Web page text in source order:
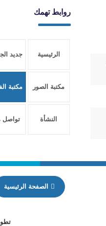
روابط تهمك
الرئيسية جديد
مكتبة الصور مكتبة
النشأة تواصل
الصفحة الرئيسية